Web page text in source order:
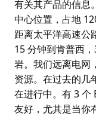
有关其产品的信
中心位置，占地
距离太平洋高速公
15 分钟到肯普西
岩。我们远离电网
资源。在过去的几
在进行中。有 3
友好，尤其是当你